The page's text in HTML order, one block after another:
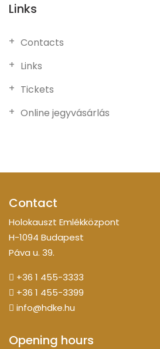
Links
Contacts
Links
Tickets
Online jegyvásárlás
Contact
Holokauszt Emlékközpont
H-1094 Budapest
Páva u. 39.
+36 1 455-3333
+36 1 455-3399
info@hdke.hu
Opening hours